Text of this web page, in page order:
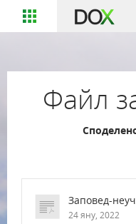
Файл
Заповед-
24 яну, 2022